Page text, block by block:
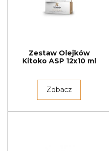
Zestaw Olejków
Kitoko ASP 12x10 ml
Zobacz